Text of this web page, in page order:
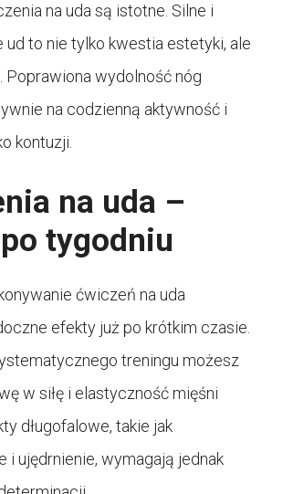
na uda są istotne. Silne i
ud to nie tylko kwestia estetyki, ale
Poprawiona wydolność nóg
na codzienną aktywność i
kontuzji.
na uda –
tygodniu
ćwiczeń na uda
efekty już po krótkim czasie.
treningu możesz
w siłę i elastyczność mięśni
długofalowe, takie jak
i ujędrnienie, wymagają jednak